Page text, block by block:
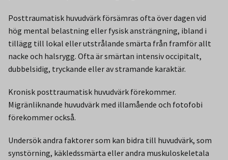
Posttraumatisk huvudvärk försämras ofta över dagen vid
hög mental belastning eller fysisk ansträngning, ibland i
tillägg till lokal eller utstrålande smärta från framför allt
nacke och halsrygg. Ofta är smärtan intensiv occipitalt,
dubbelsidig, tryckande eller av stramande karaktär.
Kronisk posttraumatisk huvudvärk förekommer.
Migränliknande huvudvärk med illamående och fotofobi
förekommer också.
Undersök andra faktorer som kan bidra till huvudvärk, som
synstörning, käkledssmärta eller andra muskuloskeletala